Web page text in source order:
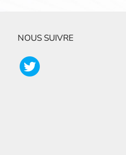
NOUS SUIVRE